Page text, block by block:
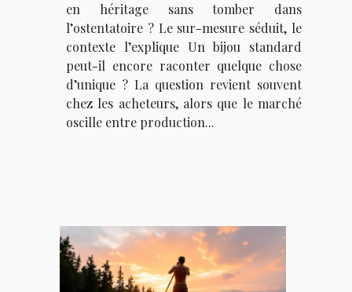
en héritage sans tomber dans
l’ostentatoire ? Le sur-mesure séduit, le
contexte l’explique Un bijou standard
peut-il encore raconter quelque chose
d’unique ? La question revient souvent
chez les acheteurs, alors que le marché
oscille entre production...